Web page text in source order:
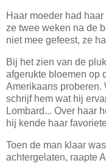
Haar moeder had
ze twee weken na de
niet mee gefeest, ze
Bij het zien van de
afgerukte bloemen op
Amerikaans proberen.
schrijf hem wat hij
Lombard... Over haar
hij kende haar
Toen de man klaar
achtergelaten, raapte